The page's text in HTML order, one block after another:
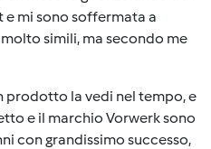
mi sono soffermata a
simili, ma secondo me
prodotto la vedi nel tempo, e
e il marchio Vorwerk sono
con grandissimo successo,